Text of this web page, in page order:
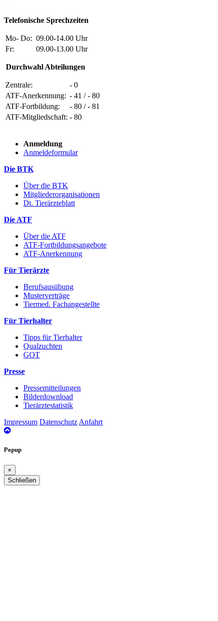
Telefonische Sprechzeiten
Mo- Do: 09.00-14.00 Uhr
Fr:
09.00-13.00 Uhr
Durchwahl Abteilungen
Zentrale:
- 0
ATF-Anerkennung: - 41 / - 80
ATF-Fortbildung:
- 80 / - 81
ATF-Mitgliedschaft: - 80
Anmeldung
Anmeldeformular
Die BTK
Über die BTK
Mitgliederorganisationen
Dt. Tierärzteblatt
Die ATF
Über die ATF
ATF-Fortbildungsangebote
ATF-Anerkennung
Für Tierärzte
Berufsausübung
Musterverträge
Tiermed. Fachangestellte
Für Tierhalter
Tipps für Tierhalter
Qualzuchten
GOT
Presse
Pressemitteilungen
Bilderdownload
Tierärztestatistik
Impressum Datenschutz Anfahrt
nach
Popup
×
Schließen